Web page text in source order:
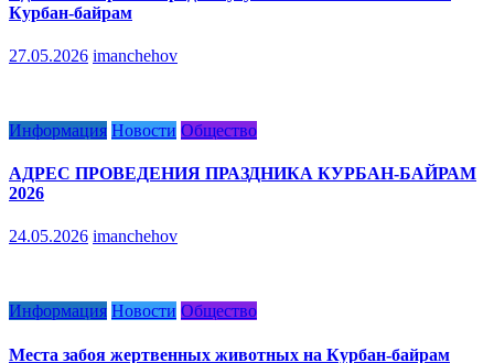
Курбан-байрам
27.05.2026 imanchehov
Информация Новости Общество
АДРЕС ПРОВЕДЕНИЯ ПРАЗДНИКА КУРБАН-БАЙРАМ
2026
24.05.2026 imanchehov
Информация Новости Общество
Места забоя жертвенных животных на Курбан-байрам